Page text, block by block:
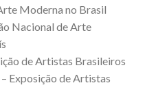
Moderna no Brasil
Nacional de Arte
de Artistas Brasileiros
Exposição de Artistas